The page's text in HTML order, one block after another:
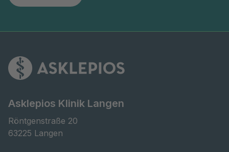
Asklepios Klinik Langen
Röntgenstraße 20
63225 Langen